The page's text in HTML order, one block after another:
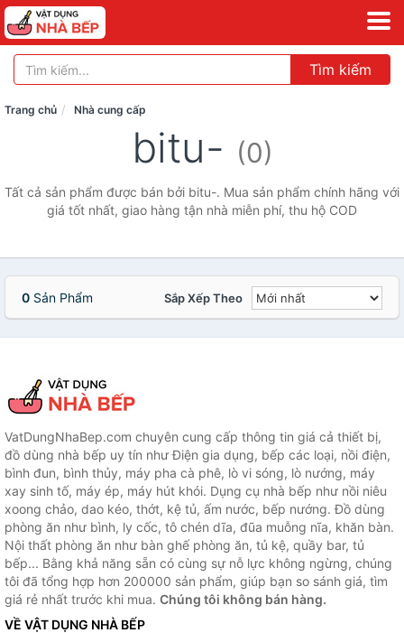
Tìm kiếm
Trang chủ Nhà cung cấp
bitu- (0)
Tất cả sản phẩm được bán bởi bitu-. Mua sản phẩm chính hãng với
giá tốt nhất, giao hàng tận nhà miễn phí, thu hộ COD
0 Sản Phẩm Sắp Xếp Theo
VatDungNhaBep.com chuyên cung cấp thông tin giá cả thiết bị,
đồ dùng nhà bếp uy tín như Điện gia dụng, bếp các loại, nồi điện,
bình đun, bình thủy, máy pha cà phê, lò vi sóng, lò nướng, máy
xay sinh tố, máy ép, máy hút khói. Dụng cụ nhà bếp như nồi niêu
xoong chảo, dao kéo, thớt, kệ tủ, ấm nước, bếp nướng. Đồ dùng
phòng ăn như bình, ly cốc, tô chén dĩa, đũa muỗng nĩa, khăn bàn.
Nội thất phòng ăn như bàn ghế phòng ăn, tủ kệ, quầy bar, tủ
bếp... Bằng khả năng sẵn có cùng sự nỗ lực không ngừng, chúng
tôi đã tổng hợp hơn 200000 sản phẩm, giúp bạn so sánh giá, tìm
giá rẻ nhất trước khi mua. Chúng tôi không bán hàng.
VỀ VẬT DỤNG NHÀ BẾP